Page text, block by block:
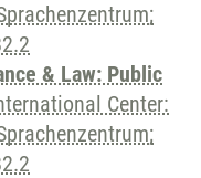
& Law: Public
Center: